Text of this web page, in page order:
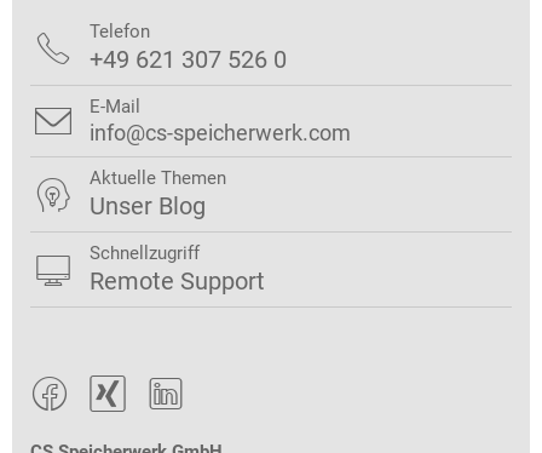
  
 Telefon
+49 621 307 526 0
 E-Mail
info@cs-speicherwerk.com
 Aktuelle Themen
Unser Blog
 Schnellzugriff
Remote Support